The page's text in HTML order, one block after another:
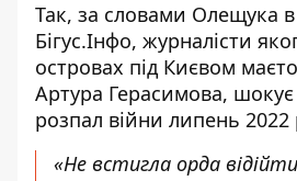
Так, за словами Олещука в
Бігус.Інфо, журналісти
островах під Києвом
Артура Герасимова, шокує
розпал війни липень 2022
«Не встигла орда